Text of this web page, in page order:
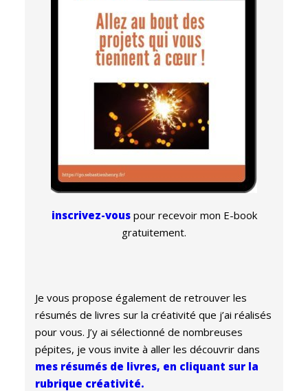
inscrivez-vouspour recevoir mon E-book
gratuitement.
Je vous propose également de retrouver les
résumés de livres sur la créativité que j’ai réalisés
pour vous. J’y ai sélectionné de nombreuses
pépites, je vous invite à aller les découvrir dans
mes résumés de livres, en cliquant sur la
rubrique créativité.